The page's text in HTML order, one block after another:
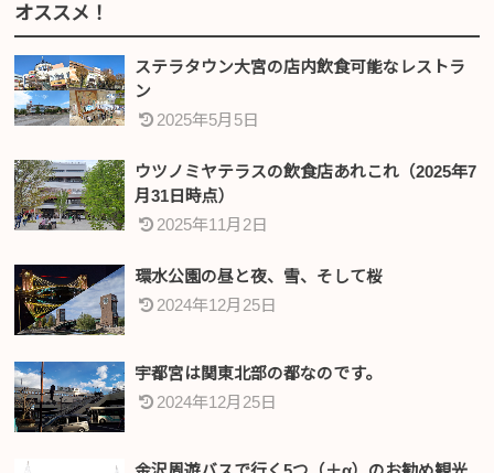
オススメ！
ステラタウン大宮の店内飲食可能なレストラ
ン
2025年5月5日
ウツノミヤテラスの飲食店あれこれ（2025年7
月31日時点）
2025年11月2日
環水公園の昼と夜、雪、そして桜
2024年12月25日
宇都宮は関東北部の都なのです。
2024年12月25日